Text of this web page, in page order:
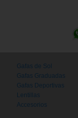
Gafas de Sol
Gafas Graduadas
Gafas Deportivas
Lentillas
Accesorios